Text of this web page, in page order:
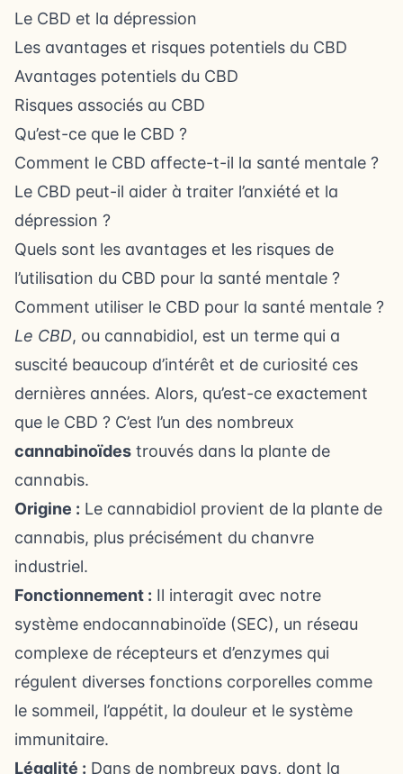
Le CBD et la dépression
Les avantages et risques potentiels du CBD
Avantages potentiels du CBD
Risques associés au CBD
Qu’est-ce que le CBD ?
Comment le CBD affecte-t-il la santé mentale ?
Le CBD peut-il aider à traiter l’anxiété et la
dépression ?
Quels sont les avantages et les risques de
l’utilisation du CBD pour la santé mentale ?
Comment utiliser le CBD pour la santé mentale ?
Le CBD, ou cannabidiol, est un terme qui a
suscité beaucoup d’intérêt et de curiosité ces
dernières années. Alors, qu’est-ce exactement
que le CBD ? C’est l’un des nombreux
cannabinoïdes trouvés dans la plante de
cannabis.
Origine : Le cannabidiol provient de la plante de
cannabis, plus précisément du chanvre
industriel.
Fonctionnement : Il interagit avec notre
système endocannabinoïde (SEC), un réseau
complexe de récepteurs et d’enzymes qui
régulent diverses fonctions corporelles comme
le sommeil, l’appétit, la douleur et le système
immunitaire.
Légalité : Dans de nombreux pays, dont la